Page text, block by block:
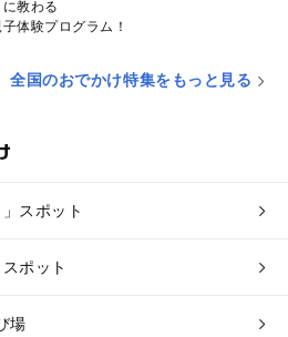
教わる
体験プログラム！
全国のおでかけ特集をもっと見る
スポット
ポット
場